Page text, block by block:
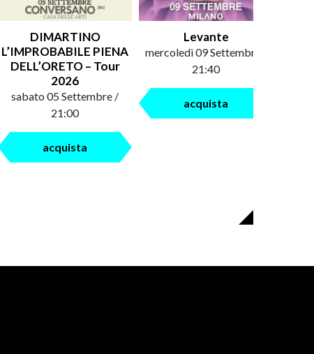
DIMARTINO
L’IMPROBABILE PIENA
DELL’ORETO – Tour
2026
sabato 05 Settembre /
21:00
acquista
Levante
mercoledì 09 Settembre /
21:40
acquista